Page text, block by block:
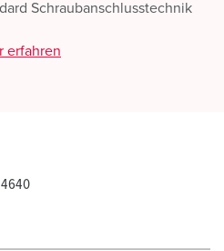
Schraubanschlusstechnik
erfahren